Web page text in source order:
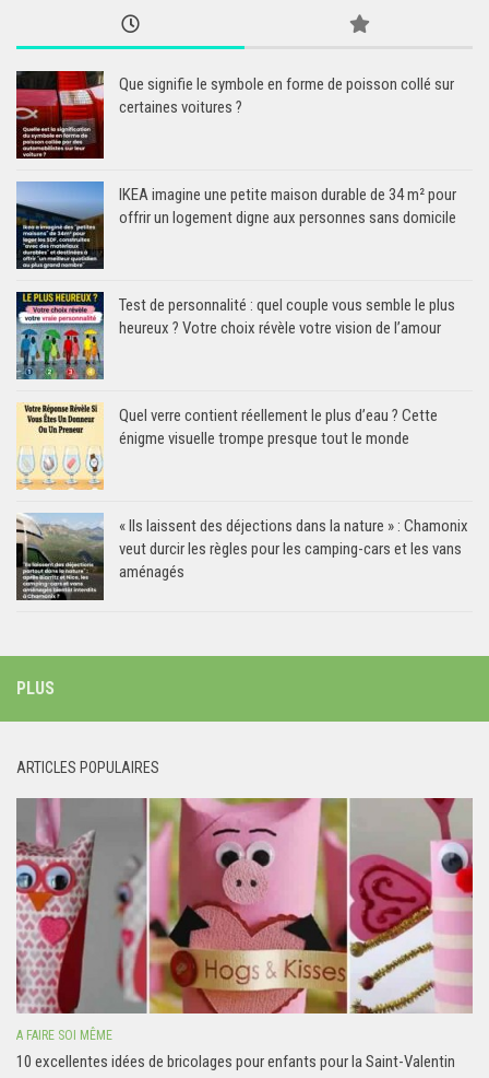
Que signifie le symbole en forme de poisson collé sur
certaines voitures ?
IKEA imagine une petite maison durable de 34 m² pour
offrir un logement digne aux personnes sans domicile
Test de personnalité : quel couple vous semble le plus
heureux ? Votre choix révèle votre vision de l’amour
Quel verre contient réellement le plus d’eau ? Cette
énigme visuelle trompe presque tout le monde
« Ils laissent des déjections dans la nature » : Chamonix
veut durcir les règles pour les camping-cars et les vans
aménagés
PLUS
ARTICLES POPULAIRES
A FAIRE SOI MÊME
10 excellentes idées de bricolages pour enfants pour la Saint-Valentin